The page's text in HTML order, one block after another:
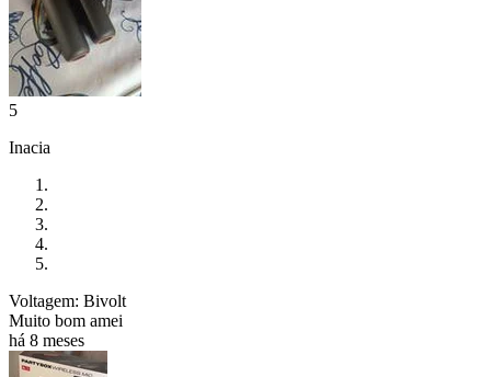
5
Inacia
Voltagem: Bivolt
Muito bom amei
há 8 meses